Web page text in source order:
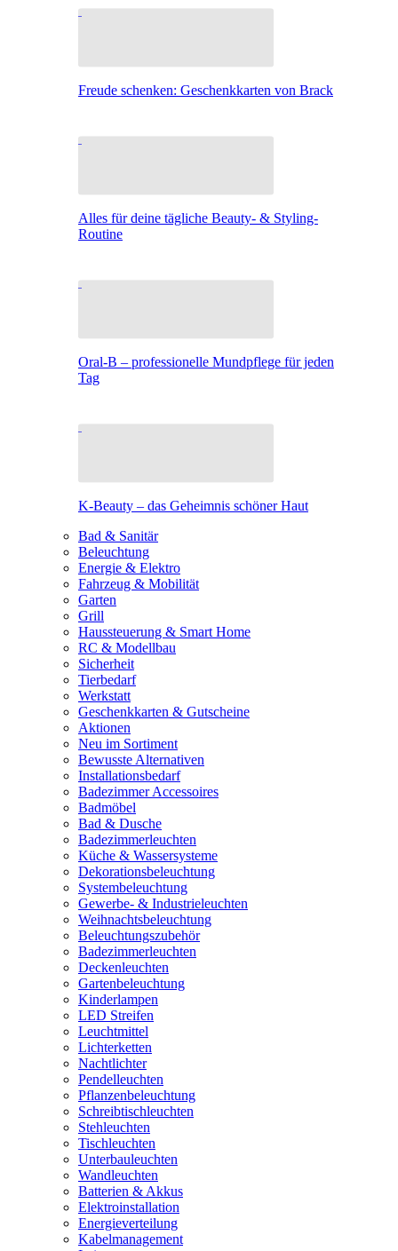
Freude schenken: Geschenkkarten von Brack
Alles für deine tägliche Beauty- & Styling-
Routine
Oral-B – professionelle Mundpflege für jeden
Tag
K-Beauty – das Geheimnis schöner Haut
Bad & Sanitär
Beleuchtung
Energie & Elektro
Fahrzeug & Mobilität
Garten
Grill
Haussteuerung & Smart Home
RC & Modellbau
Sicherheit
Tierbedarf
Werkstatt
Geschenkkarten & Gutscheine
Aktionen
Neu im Sortiment
Bewusste Alternativen
Installationsbedarf
Badezimmer Accessoires
Badmöbel
Bad & Dusche
Badezimmerleuchten
Küche & Wassersysteme
Dekorationsbeleuchtung
Systembeleuchtung
Gewerbe- & Industrieleuchten
Weihnachtsbeleuchtung
Beleuchtungszubehör
Badezimmerleuchten
Deckenleuchten
Gartenbeleuchtung
Kinderlampen
LED Streifen
Leuchtmittel
Lichterketten
Nachtlichter
Pendelleuchten
Pflanzenbeleuchtung
Schreibtischleuchten
Stehleuchten
Tischleuchten
Unterbauleuchten
Wandleuchten
Batterien & Akkus
Elektroinstallation
Energieverteilung
Kabelmanagement